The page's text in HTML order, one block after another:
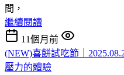
間，
繼續閱讀
11個月前
(NEW)喜餅試吃節｜
壓力的體驗